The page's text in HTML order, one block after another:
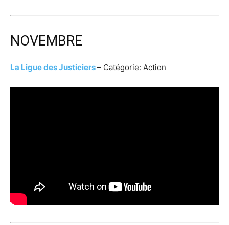
NOVEMBRE
La Ligue des Justiciers– Catégorie: Action